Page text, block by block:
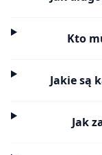
Kto
Jakie są
Jak